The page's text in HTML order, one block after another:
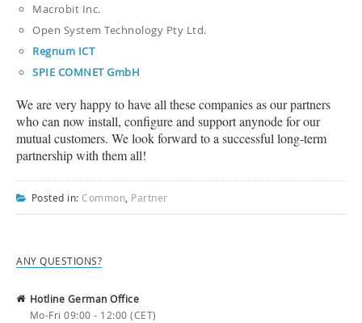
Macrobit Inc.
Open System Technology Pty Ltd.
Regnum ICT
SPIE COMNET GmbH
We are very happy to have all these companies as our partners
who can now install, configure and support anynode for our
mutual customers. We look forward to a successful long-term
partnership with them all!
Posted in: Common Partner
ANY QUESTIONS?
Hotline German Office
Mo-Fri 09:00 - 12:00 (CET)